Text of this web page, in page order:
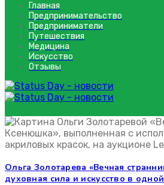
Главная
Предпринимательство
Предприниматели
Путешествия
Медицина
Искусство
Отзывы
Вечная странница Ксенюшка
Вечная
Ольга Золотарева «Вечная
духовная сила и искусство в